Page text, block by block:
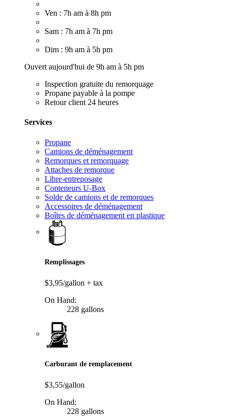
Ven : 7h am à 8h pm
Sam : 7h am à 7h pm
Dim : 9h am à 5h pm
Ouvert aujourd'hui de 9h am à 5h pm
Inspection gratuite du remorquage
Propane payable à la pompe
Retour client 24 heures
Services
Propane
Camions de déménagement
Remorques et remorquage
Attaches de remorque
Libre-entreposage
Conteneurs U-Box
Solde de camions et de remorques
Accessoires de déménagement
Boîtes de déménagement en plastique
Remplissages
$3,95/gallon + tax
On Hand:
228 gallons
Carburant de remplacement
$3,55/gallon
On Hand:
228 gallons